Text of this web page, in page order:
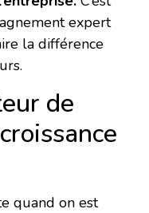
expert
la différence
de
quand on est